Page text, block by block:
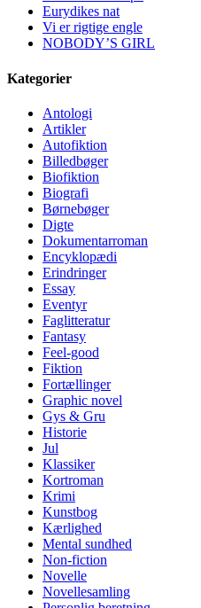
Eurydikes nat
Vi er rigtige engle
NOBODY’S GIRL
Kategorier
Antologi
Artikler
Autofiktion
Billedbøger
Biofiktion
Biografi
Børnebøger
Digte
Dokumentarroman
Encyklopædi
Erindringer
Essay
Eventyr
Faglitteratur
Fantasy
Feel-good
Fiktion
Fortællinger
Graphic novel
Gys & Gru
Historie
Jul
Klassiker
Kortroman
Krimi
Kunstbog
Kærlighed
Mental sundhed
Non-fiction
Novelle
Novellesamling